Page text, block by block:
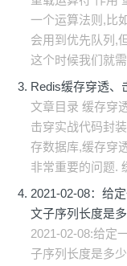
一个运算法则,比
会用到优先队列,
这个时候我们就
Redis缓存穿透、
文章目录 缓存穿
击穿实战代码封
存数据库,缓存穿
非常重要的问题.
2021-02-08：给
文子序列长度是多
2021-02-08:给定
子序列长度是多